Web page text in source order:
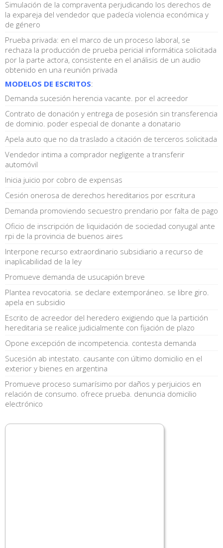
Simulación de la compraventa perjudicando los derechos de
la expareja del vendedor que padecía violencia económica y
de género
Prueba privada: en el marco de un proceso laboral, se
rechaza la producción de prueba pericial informática solicitada
por la parte actora, consistente en el análisis de un audio
obtenido en una reunión privada
MODELOS DE ESCRITOS:
Demanda sucesión herencia vacante. por el acreedor
Contrato de donación y entrega de posesión sin transferencia
de dominio. poder especial de donante a donatario
Apela auto que no da traslado a citación de terceros solicitada
Vendedor intima a comprador negligente a transferir
automóvil
Inicia juicio por cobro de expensas
Cesión onerosa de derechos hereditarios por escritura
Demanda promoviendo secuestro prendario por falta de pago
Oficio de inscripción de liquidación de sociedad conyugal ante
rpi de la provincia de buenos aires
Interpone recurso extraordinario subsidiario a recurso de
inaplicabilidad de la ley
Promueve demanda de usucapión breve
Plantea revocatoria. se declare extemporáneo. se libre giro.
apela en subsidio
Escrito de acreedor del heredero exigiendo que la partición
hereditaria se realice judicialmente con fijación de plazo
Opone excepción de incompetencia. contesta demanda
Sucesión ab intestato. causante con último domicilio en el
exterior y bienes en argentina
Promueve proceso sumarísimo por daños y perjuicios en
relación de consumo. ofrece prueba. denuncia domicilio
electrónico